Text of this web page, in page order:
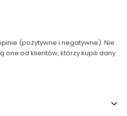
(pozytywne i negatywne). Nie
one od klientów, którzy kupili dany